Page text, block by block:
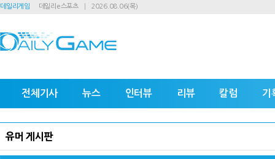
데일리게임 데일리e스포츠 2026.08.06(목)
전체기사 뉴스 인터뷰 리뷰 칼럼 기
유머 게시판